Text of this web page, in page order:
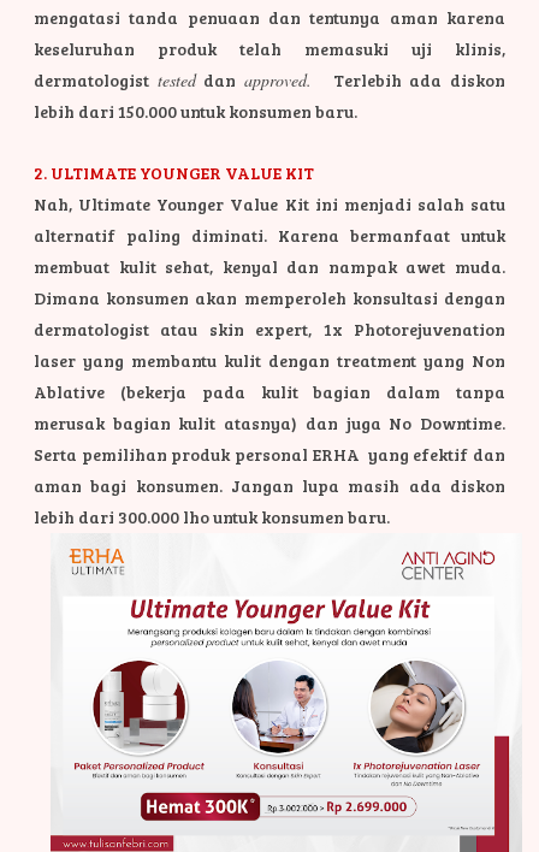
mengatasi tanda penuaan dan tentunya aman karena
keseluruhan produk telah memasuki uji klinis,
dermatologist testeddanapproved. Terlebih ada diskon
lebih dari 150.000 untuk konsumen baru.
2. ULTIMATE YOUNGER VALUE KIT
Nah, Ultimate Younger Value Kit ini menjadi salah satu
alternatif paling diminati. Karena bermanfaat untuk
membuat kulit sehat, kenyal dan nampak awet muda.
Dimana konsumen akan memperoleh konsultasi dengan
dermatologist atau skin expert, 1x Photorejuvenation
laser yang membantu kulit dengan treatment yang Non
Ablative (bekerja pada kulit bagian dalam tanpa
merusak bagian kulit atasnya) dan juga No Downtime.
Serta pemilihan produk personal ERHA yang efektif dan
aman bagi konsumen. Jangan lupa masih ada diskon
lebih dari 300.000 lho untuk konsumen baru.